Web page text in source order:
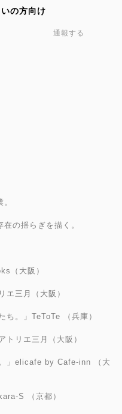
の方向け
通報する
の揺らぎを描く。
（大阪）
三月（大阪）
。」TeToTe （兵庫）
リエ三月（大阪）
」elicafe by Cafe-inn （大
S （京都）